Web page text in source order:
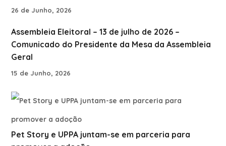
26 de Junho, 2026
Assembleia Eleitoral – 13 de julho de 2026 –
Comunicado do Presidente da Mesa da Assembleia
Geral
15 de Junho, 2026
Pet Story e UPPA juntam-se em parceria para